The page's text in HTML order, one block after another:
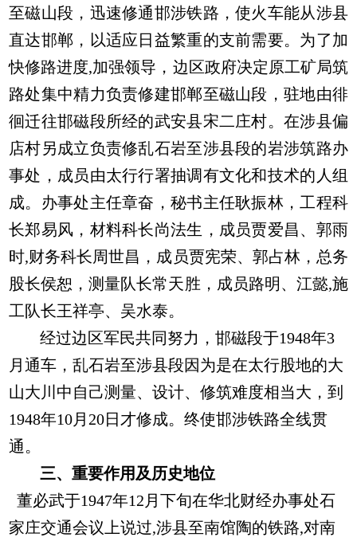
至磁山段，迅速修通邯涉铁路，使火车能从涉县
直达邯郸，以适应日益繁重的支前需要。为了加
快修路进度,加强领导，边区政府决定原工矿局筑
路处集中精力负责修建邯郸至磁山段，驻地由徘
徊迁往邯磁段所经的武安县宋二庄村。在涉县偏
店村另成立负责修乱石岩至涉县段的岩涉筑路办
事处，成员由太行行署抽调有文化和技术的人组
成。办事处主任章奋，秘书主任耿振林，工程科
长郑易风，材料科长尚法生，成员贾爱昌、郭雨
时,财务科长周世昌，成员贾宪荣、郭占林，总务
股长侯恕，测量队长常天胜，成员路明、江懿,施
工队长王祥亭、吴水泰。
经过边区军民共同努力，邯磁段于1948年3
月通车，乱石岩至涉县段因为是在太行股地的大
山大川中自己测量、设计、修筑难度相当大，到
1948年10月20日才修成。终使邯涉铁路全线贯
通。
三、重要作用及历史地位
董必武于1947年12月下旬在华北财经办事处石
家庄交通会议上说过,涉县至南馆陶的铁路,对南